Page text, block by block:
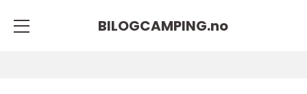
BILOGCAMPING.no